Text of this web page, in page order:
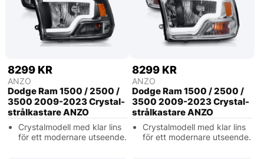
8299 KR
ANZO
Dodge Ram 1500 / 2500 /
3500 2009-2023 Crystal-
strålkastare ANZO
Crystalmodell med klar lins
för ett modernare utseende.
8299 KR
ANZO
Dodge Ram 1500 / 2500 /
3500 2009-2023 Crystal-
strålkastare ANZO
Crystalmodell med klar lins
för ett modernare utseende.